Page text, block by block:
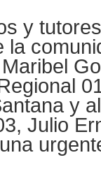
y
la
y
Julio